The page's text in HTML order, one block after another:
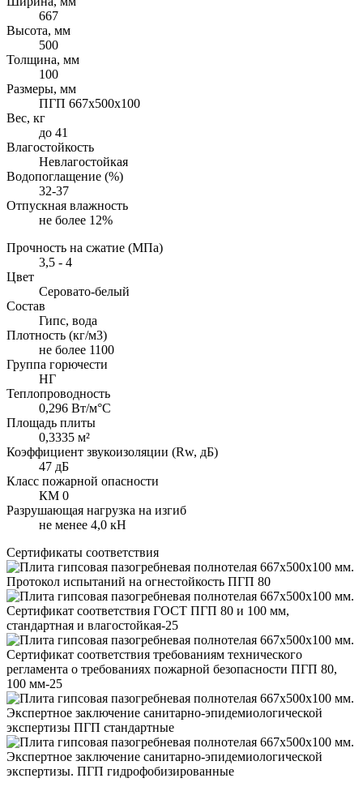
667
Высота, мм
500
Толщина, мм
100
Размеры, мм
ПГП 667х500х100
Вес, кг
до 41
Влагостойкость
Невлагостойкая
Водопоглащение (%)
32-37
Отпускная влажность
не более 12%
Прочность на сжатие (МПа)
3,5 - 4
Цвет
Серовато-белый
Состав
Гипс, вода
Плотность (кг/м3)
не более 1100
Группа горючести
НГ
Теплопроводность
0,296 Вт/м°С
Площадь плиты
0,3335 м²
Коэффициент звукоизоляции (Rw, дБ)
47 дБ
Класс пожарной опасности
КМ 0
Разрушающая нагрузка на изгиб
не менее 4,0 кН
Сертификаты соответствия
Протокол испытаний на огнестойкость ПГП 80
Сертификат соответствия ГОСТ ПГП 80 и 100 мм,
стандартная и влагостойкая-25
Сертификат соответствия требованиям технического
регламента о требованиях пожарной безопасности ПГП 80,
100 мм-25
Экспертное заключение санитарно-эпидемиологической
экспертизы ПГП стандартные
Экспертное заключение санитарно-эпидемиологической
экспертизы. ПГП гидрофобизированные